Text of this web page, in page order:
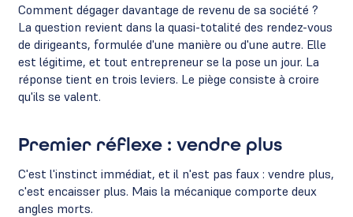
Comment dégager davantage de revenu de sa société ?
La question revient dans la quasi-totalité des rendez-vous
de dirigeants, formulée d'une manière ou d'une autre. Elle
est légitime, et tout entrepreneur se la pose un jour. La
réponse tient en trois leviers. Le piège consiste à croire
qu'ils se valent.
Premier réflexe : vendre plus
C'est l'instinct immédiat, et il n'est pas faux : vendre plus,
c'est encaisser plus. Mais la mécanique comporte deux
angles morts.